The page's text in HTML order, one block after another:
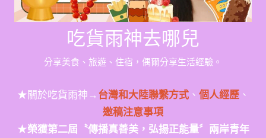
吃貨雨神去哪兒
分享美食、旅遊、住宿，偶爾分享生活經驗。
★關於吃貨雨神→台灣和大陸聯繫方式、 個人經歷、
邀稿注意事項
★榮獲第二屆〝傳播真善美，弘揚正能量〞兩岸青年